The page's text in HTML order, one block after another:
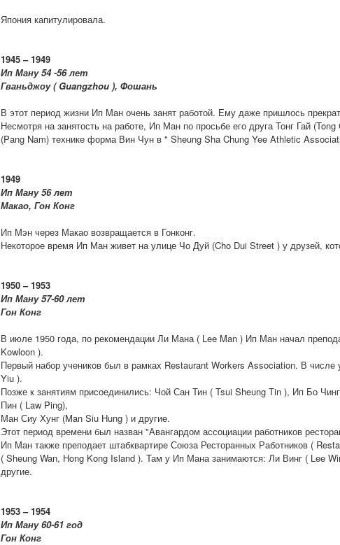
Япония капитулировала.
1945 – 1949
Ип Ману 54 -56 лет
Гваньджоу ( Guangzhou ), Фошань
В этот период жизни Ип Ман очень занят работой. Ему даже пришлось
Несмотря на занятость на работе, Ип Ман по просьбе его друга Тонг Гай
(Pang Nam) технике форма Вин Чун в " Sheung Sha Chung Yee Athletic
1949
Ип Ману 56 лет
Макао, Гон Конг
Ип Мэн через Макао возвращается в Гонконг.
Некоторое время Ип Ман живет на улице Чо Дуй (Cho Dui Street ) у друзей,
1950 – 1953
Ип Ману 57-60 лет
Гон Конг
В июле 1950 года, по рекомендации Ли Мана ( Lee Man ) Ип Ман начал
Kowloon ).
Первый набор учеников был в рамках Restaurant Workers Association. В
Yiu ).
Позже к занятиям присоединились: Чой Сан Тин ( Tsui Sheung Tin ), Ип Бо
Пин ( Law Ping),
Ман Сиу Хунг (Man Siu Hung ) и другие.
Этот период времени был назван "Авангардом ассоциации работников
Ип Ман также преподает штабквартире Союза Ресторанных Работников (
( Sheung Wan, Hong Kong Island ). Там у Ип Мана занимаются: Ли Винг ( Lee
другие.
1953 – 1954
Ип Ману 60-61 год
Гон Конг